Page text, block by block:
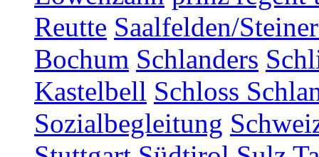
Reutte Saalfelden/
Bochum Schlanders
Kastelbell Schloss
Sozialbegleitung